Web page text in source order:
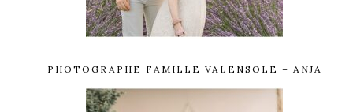
PHOTOGRAPHE FAMILLE VALENSOLE – ANJA